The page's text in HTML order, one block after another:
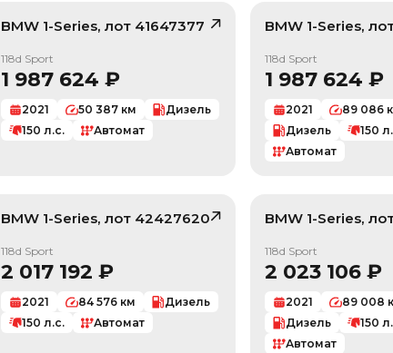
BMW 1-Series, лот 41647377
/ 10
118d Sport
1 987 624 ₽
2021 50 387 км
Дизель
150 л.с. Автомат
BMW 1-Series,
118d Sport
1 987 624 ₽
2021 89 086
Дизель
150
Автомат
BMW 1-Series, лот 42427620
/ 10
118d Sport
2 017 192 ₽
2021 84 576 км
Дизель
150 л.с. Автомат
BMW 1-Series,
118d Sport
2 023 106₽
2021 89 008
Дизель
150
Автомат